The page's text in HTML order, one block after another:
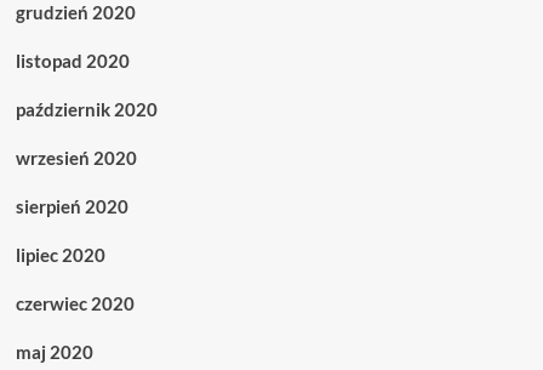
grudzień 2020
listopad 2020
październik 2020
wrzesień 2020
sierpień 2020
lipiec 2020
czerwiec 2020
maj 2020